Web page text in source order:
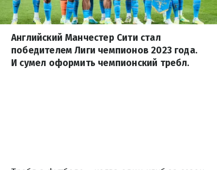
Английский Манчестер Сити стал
победителем Лиги чемпионов 2023 года.
И сумел оформить чемпионский требл.